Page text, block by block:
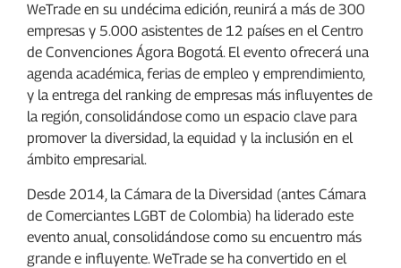
WeTrade en su undécima edición, reunirá a más de 300
empresas y 5.000 asistentes de 12 países en el Centro
de Convenciones Ágora Bogotá. El evento ofrecerá una
agenda académica, ferias de empleo y emprendimiento,
y la entrega del ranking de empresas más influyentes de
la región, consolidándose como un espacio clave para
promover la diversidad, la equidad y la inclusión en el
ámbito empresarial.
Desde 2014, la Cámara de la Diversidad (antes Cámara
de Comerciantes LGBT de Colombia) ha liderado este
evento anual, consolidándose como su encuentro más
grande e influyente. WeTrade se ha convertido en el